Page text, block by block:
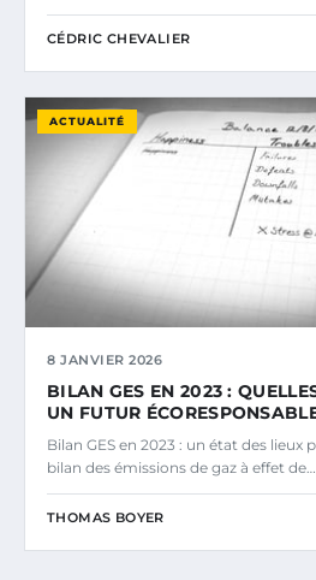
CÉDRIC CHEVALIER
ACTUALITÉ
8 JANVIER 2026
BILAN GES EN 2023 :
UN FUTUR
Bilan GES en 2023 : un état des lieux
bilan des émissions de gaz à effet de…
THOMAS BOYER